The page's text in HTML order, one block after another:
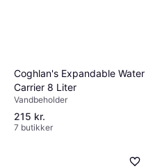
Coghlan's Expandable Water
Carrier 8 Liter
Vandbeholder
215 kr.
7 butikker